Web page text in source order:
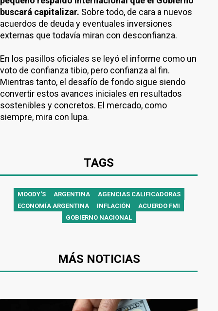
buscará capitalizar. Sobre todo, de cara a nuevos
acuerdos de deuda y eventuales inversiones
externas que todavía miran con desconfianza.
En los pasillos oficiales se leyó el informe como un
voto de confianza tibio, pero confianza al fin.
Mientras tanto, el desafío de fondo sigue siendo
convertir estos avances iniciales en resultados
sostenibles y concretos. El mercado, como
siempre, mira con lupa.
TAGS
MOODY'S ARGENTINA
AGENCIAS CALIFICADORAS
ECONOMÍA ARGENTINA
INFLACIÓN
ACUERDO FMI
GOBIERNO NACIONAL
MÁS NOTICIAS